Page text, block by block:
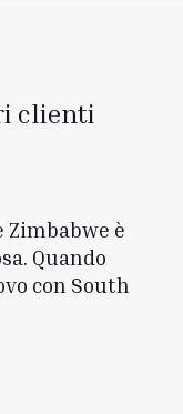
clienti
Zimbabwe è
Quando
con South